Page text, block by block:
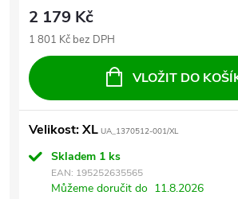
2 179 Kč
1 801 Kč bez DPH
VLOŽIT DO
Velikost: XL UA_1370512-001/XL
Skladem 1 ks
EAN: 195252635565
Můžeme doručit do 11.8.2026